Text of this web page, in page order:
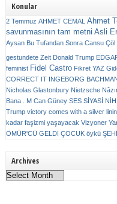
Konular
2 Temmuz AHMET CEMAL Ahmet
savunmasının tam metni Asli
Aysan Bu Tufandan Sonra Cansu Çöl
gestundete Zeit Donald Trump
feminist Fidel Castro Fikret YAZ
CORRECT IT INGEBORG
Nicholas Glastonbury Nietzsche
Bana . M Can Güney SES SİYASİ
Trump victory comes with a silver
kadar faşizmi yaşayacak Vizyoner
ÖMÜR'CÜ GELDİ ÇOCUK öykü
Archives
Archives